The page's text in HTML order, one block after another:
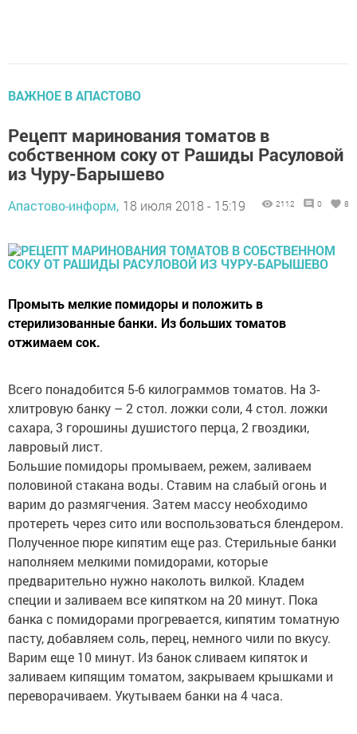
ВАЖНОЕ В АПАСТОВО
Рецепт маринования томатов в
собственном соку от Рашиды Расуловой
из Чуру-Барышево
Апастово-информ, 18 июля 2018 - 15:19 2112 0 8
Промыть мелкие помидоры и положить в
стерилизованные банки. Из больших томатов
отжимаем сок.
Всего понадобится 5-6 килограммов томатов. На 3-
хлитровую банку – 2 стол. ложки соли, 4 стол. ложки
сахара, 3 горошины душистого перца, 2 гвоздики,
лавровый лист.
Большие помидоры промываем, режем, заливаем
половиной стакана воды. Ставим на слабый огонь и
варим до размягчения. Затем массу необходимо
протереть через сито или воспользоваться блендером.
Полученное пюре кипятим еще раз. Стерильные банки
наполняем мелкими помидорами, которые
предварительно нужно наколоть вилкой. Кладем
специи и заливаем все кипятком на 20 минут. Пока
банка с помидорами прогревается, кипятим томатную
пасту, добавляем соль, перец, немного чили по вкусу.
Варим еще 10 минут. Из банок сливаем кипяток и
заливаем кипящим томатом, закрываем крышками и
переворачиваем. Укутываем банки на 4 часа.